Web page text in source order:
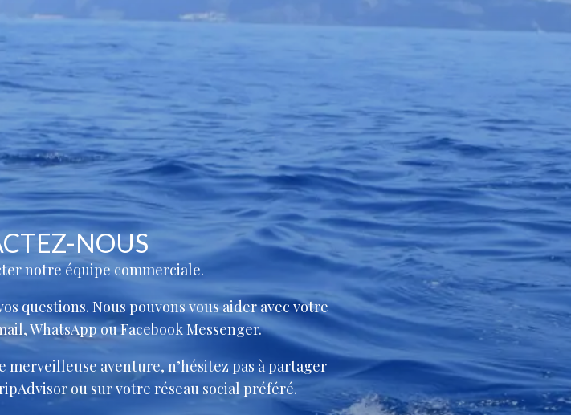
NOUS
notre équipe commerciale.
questions. Nous pouvons vous aider avec votre
WhatsApp ou Facebook Messenger.
merveilleuse aventure, n’hésitez pas à partager
ou sur votre réseau social préféré.